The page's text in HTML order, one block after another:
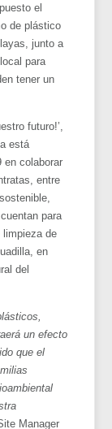
el
de plástico
junto a
para
tener un
futuro!’,
está
en colaborar
entre
para
limpieza de
en
del
un efecto
que el
Manager